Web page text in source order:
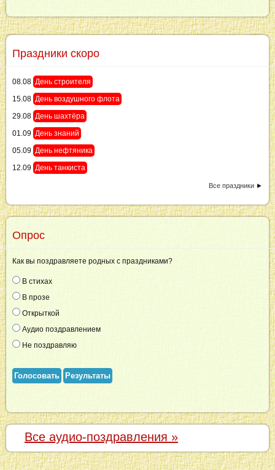
Праздники скоро
08.08 День строителя
15.08 День воздушного флота
29.08 День шахтёра
01.09 День знаний
05.09 День нефтяника
12.09 День танкиста
Все праздники ►
Опрос
Как вы поздравляете родных с праздниками?
В стихах
В прозе
Открыткой
Аудио поздравлением
Не поздравляю
Голосовать Результаты
Все аудио-поздравления »